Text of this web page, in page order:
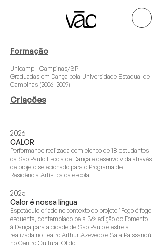
Formação​
Unicamp - Campinas/SP
Graduadas em Dança pela Universidade Estadual de
Campinas (2006- 2009)
Criações
2026
CALOR
Performance realizada com elenco de 18 estudantes
da São Paulo Escola de Dança e desenvolvida através
de projeto selecionado para o Programa de
Residência Artística da escola.
2025
Calor é nossa língua
Espetáculo criado no contexto do projeto "Fogo é fogo
esquenta, contemplado pela 36ª edição do Fomento
à Dança para a cidade de São Paulo e estreia
realizada no Teatro Arthur Azevedo e Sala Paissandú
no Centro Cultural Olido.